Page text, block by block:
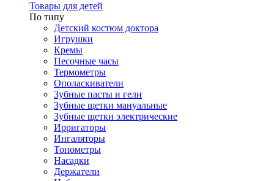
Товары для детей
По типу
Детский костюм доктора
Игрушки
Кремы
Песочные часы
Термометры
Ополаскиватели
Зубные пасты и гели
Зубные щетки мануальные
Зубные щетки электрические
Ирригаторы
Ингаляторы
Тонометры
Насадки
Держатели